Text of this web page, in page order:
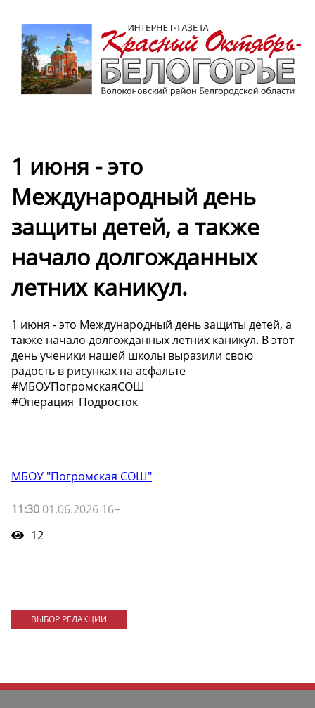
1 июня - это
Международный день
защиты детей, а также
начало долгожданных
летних каникул.
1 июня - это Международный день защиты детей, а
также начало долгожданных летних каникул. В этот
день ученики нашей школы выразили свою
радость в рисунках на асфальте
#МБОУПогромскаяСОШ
#Операция_Подросток
МБОУ "Погромская СОШ"
11:30 01.06.2026 16+
12
ВЫБОР РЕДАКЦИИ